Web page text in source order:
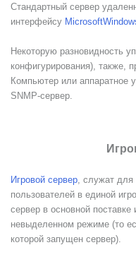
Стандартный сервер
интерфейсу Microsoft
Некоторую разновидность
конфигурирования), также,
Компьютер или аппаратное
SNMP-сервер.
Игровой сервер, служат для
пользователей в единой
сервер в основной поставке
невыделенном режиме (то
которой запущен сервер).